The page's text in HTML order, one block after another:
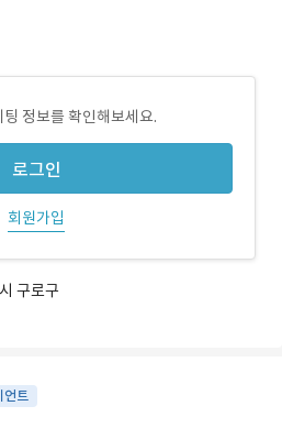
정보를 확인해보세요.
로그인
회원가입
구로구
언트